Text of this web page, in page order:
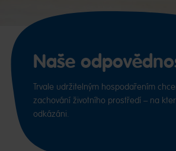
Naše
Trvale udržitelným hospodařením
zachování životního prostředí – na
odkázáni.